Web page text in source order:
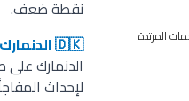
نقطة ضعف.
🇩🇰 الدنمارك:
الدنمارك
لإحداث